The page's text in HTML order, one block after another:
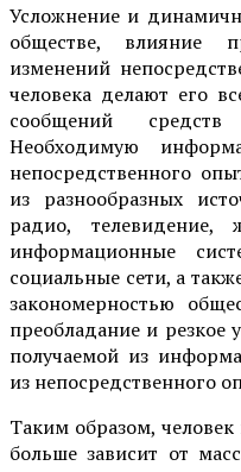
Усложнение и
обществе, влияние
изменений
человека делают его
сообщений
Необходимую
непосредственного
из разнообразных
радио, телевидение,
информационные
социальные сети, а
закономерностью
преобладание и
получаемой из
из непосредственного
Таким образом,
больше зависит от